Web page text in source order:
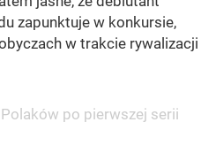
zapunktuje w konkursie,
w trakcie rywalizacji
Polaków po pierwszej serii